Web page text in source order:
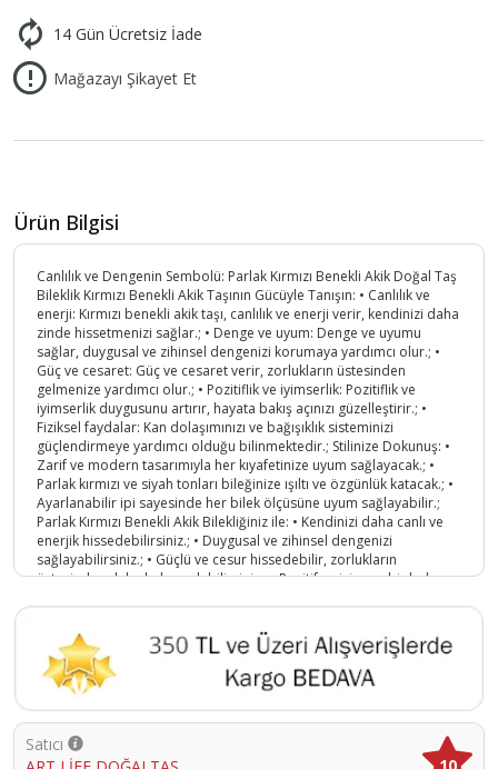
14 Gün Ücretsiz İade
Mağazayı Şikayet Et
Ürün Bilgisi
Canlılık ve Dengenin Sembolü: Parlak Kırmızı Benekli Akik Doğal Taş
Bileklik Kırmızı Benekli Akik Taşının Gücüyle Tanışın: • Canlılık ve
enerji: Kırmızı benekli akik taşı, canlılık ve enerji verir, kendinizi daha
zinde hissetmenizi sağlar.; • Denge ve uyum: Denge ve uyumu
sağlar, duygusal ve zihinsel dengenizi korumaya yardımcı olur.; •
Güç ve cesaret: Güç ve cesaret verir, zorlukların üstesinden
gelmenize yardımcı olur.; • Pozitiflik ve iyimserlik: Pozitiflik ve
iyimserlik duygusunu artırır, hayata bakış açınızı güzelleştirir.; •
Fiziksel faydalar: Kan dolaşımınızı ve bağışıklık sisteminizi
güçlendirmeye yardımcı olduğu bilinmektedir.; Stilinize Dokunuş: •
Zarif ve modern tasarımıyla her kıyafetinize uyum sağlayacak.; •
Parlak kırmızı ve siyah tonları bileğinize ışıltı ve özgünlük katacak.; •
Ayarlanabilir ipi sayesinde her bilek ölçüsüne uyum sağlayabilir.;
Parlak Kırmızı Benekli Akik Bilekliğiniz ile: • Kendinizi daha canlı ve
enerjik hissedebilirsiniz.; • Duygusal ve zihinsel dengenizi
sağlayabilirsiniz.; • Güçlü ve cesur hissedebilir, zorlukların
üstesinden daha kolay gelebilirsiniz.; • Pozitif ve iyimser bir bakış
Sipariş Verin: • Doğal taşların şifalı enerjisini ve şıklığını
deneyimleyin.; • Hızlı ve güvenli kargo ile bilekliğinize kavuşun.; •
Memnuniyet garantisi ile keyifli bir alışveriş deneyimi yaşayın.;
Parlak Kırmızı Benekli Akik Bilekliği Hakkında: • Malzeme: Doğal
Parlak Kırmızı Benekli Akik taşı • Boyut: Farklı bilek ölçülerine uyum
sağlayabilen esnek ip • Renk: Parlak kırmızı ve siyah tonları Notlar •
Bu bileklikler hem kadınlar hem de erkekler tarafından
Satıcı